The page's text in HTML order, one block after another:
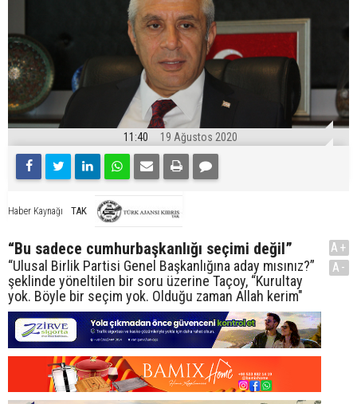
11:40 19 Ağustos 2020
Haber Kaynağı TAK
“Bu sadece cumhurbaşkanlığı seçimi değil”
“Ulusal Birlik Partisi Genel Başkanlığına aday mısınız?”
şeklinde yöneltilen bir soru üzerine Taçoy, “Kurultay
yok. Böyle bir seçim yok. Olduğu zaman Allah kerim"
A+
A-